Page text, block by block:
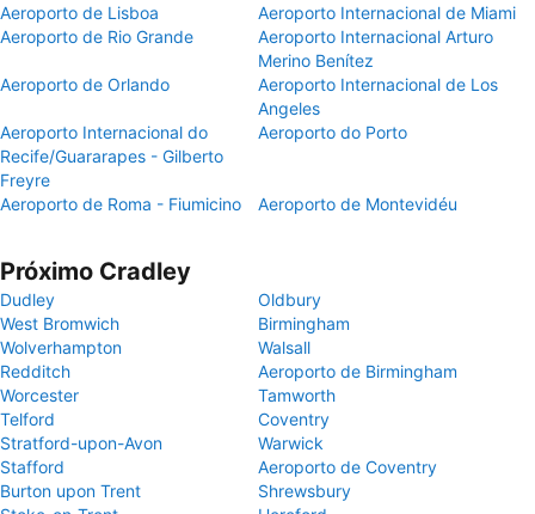
Aeroporto de Lisboa
Aeroporto Internacional de Miami
Aeroporto de Rio Grande
Aeroporto Internacional Arturo
Merino Benítez
Aeroporto de Orlando
Aeroporto Internacional de Los
Angeles
Aeroporto Internacional do
Recife/Guararapes - Gilberto
Freyre
Aeroporto do Porto
Aeroporto de Roma - Fiumicino Aeroporto de Montevidéu
Próximo Cradley
Dudley
Oldbury
West Bromwich
Birmingham
Wolverhampton
Walsall
Redditch
Aeroporto de Birmingham
Worcester
Tamworth
Telford
Coventry
Stratford-upon-Avon
Warwick
Stafford
Aeroporto de Coventry
Burton upon Trent
Shrewsbury